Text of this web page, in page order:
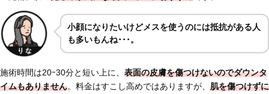
小顔になりたいけどメスを使うのには抵抗がある人
も多いもんね･･･。
施術時間は20ｰ30分と短い上に、 表面の皮膚を傷つけないのでダウンタ
イムもありません。料金はすこし高めではありますが、 肌を傷つけずに